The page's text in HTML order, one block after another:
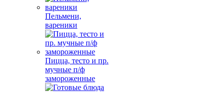
Пельмени,
вареники
Пицца, тесто и пр.
мучные п/ф
замороженные